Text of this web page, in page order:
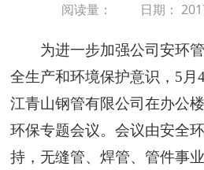
阅读量： 日期：
为进一步加强公司安环
全生产和环境保护意识， 5月
江青山钢管有限公司在办公
环保专题会议。会议由安全
持，无缝管、焊管、管件事